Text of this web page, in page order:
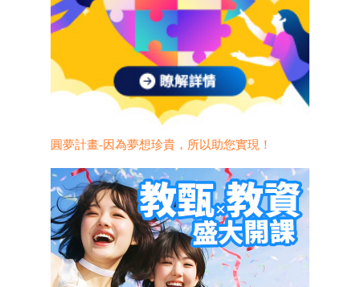
圓夢計畫-因為夢想珍貴，所以助您實現！